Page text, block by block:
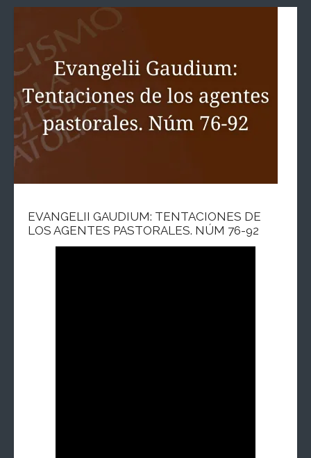
EVANGELII GAUDIUM: TENTACIONES DE
LOS AGENTES PASTORALES. NÚM 76-92